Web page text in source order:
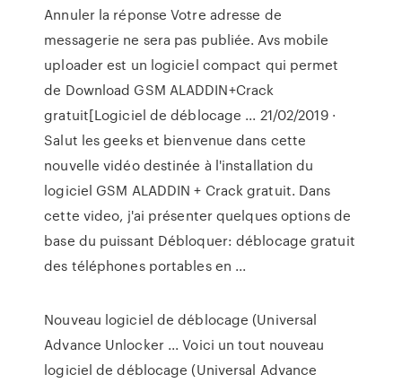
Annuler la réponse Votre adresse de
messagerie ne sera pas publiée. Avs mobile
uploader est un logiciel compact qui permet
de Download GSM ALADDIN+Crack
gratuit[Logiciel de déblocage ... 21/02/2019 ·
Salut les geeks et bienvenue dans cette
nouvelle vidéo destinée à l'installation du
logiciel GSM ALADDIN + Crack gratuit. Dans
cette video, j'ai présenter quelques options de
base du puissant Débloquer: déblocage gratuit
des téléphones portables en ...
Nouveau logiciel de déblocage (Universal
Advance Unlocker ... Voici un tout nouveau
logiciel de déblocage (Universal Advance